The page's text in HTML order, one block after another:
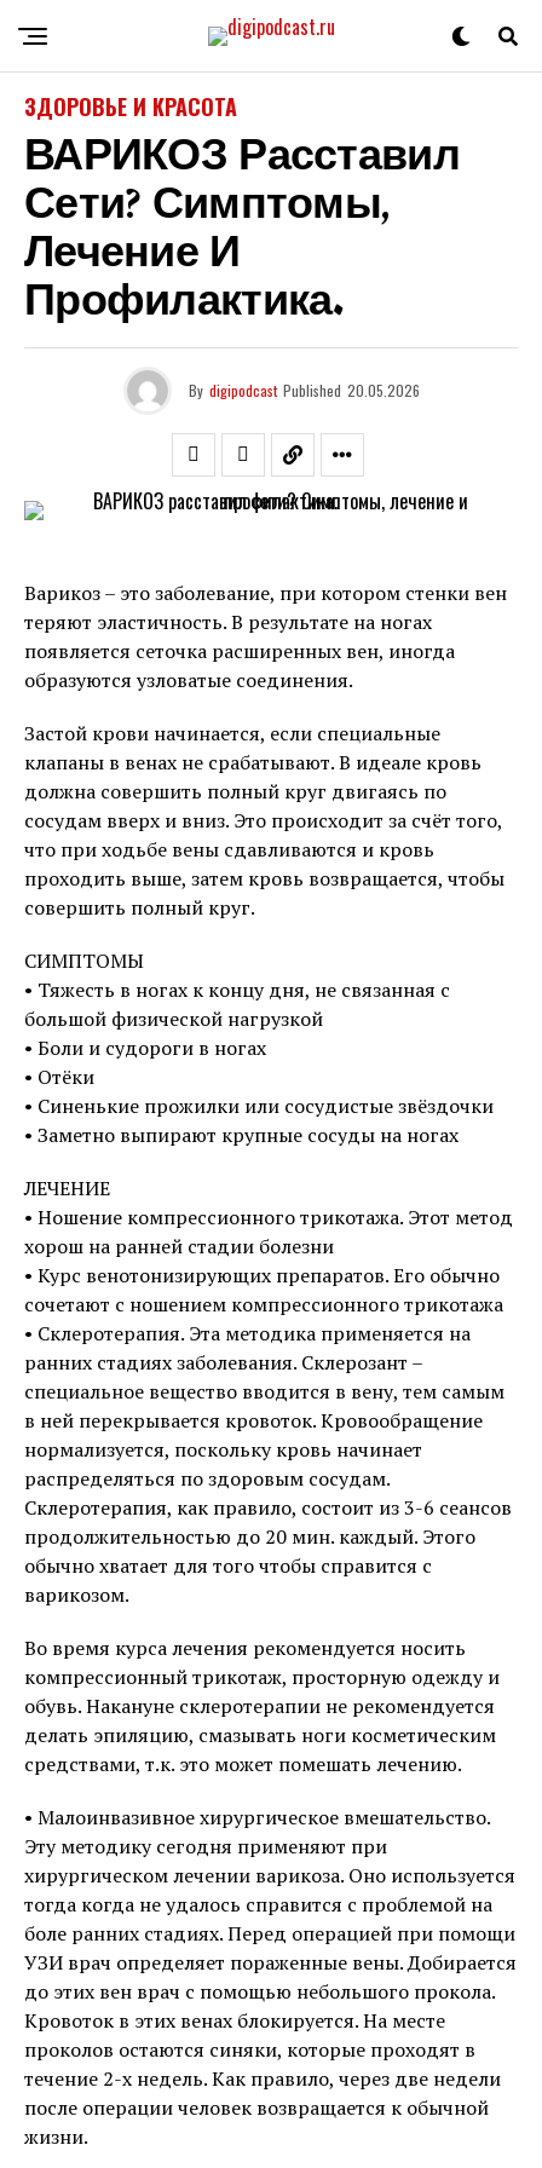
ЗДОРОВЬЕ И КРАСОТА
ВАРИКОЗ Расставил
Сети? Симптомы,
Лечение И
Профилактика.
By digipodcast Published 20.05.2026
Варикоз – это заболевание, при котором стенки вен
теряют эластичность. В результате на ногах
появляется сеточка расширенных вен, иногда
образуются узловатые соединения.
Застой крови начинается, если специальные
клапаны в венах не срабатывают. В идеале кровь
должна совершить полный круг двигаясь по
сосудам вверх и вниз. Это происходит за счёт того,
что при ходьбе вены сдавливаются и кровь
проходить выше, затем кровь возвращается, чтобы
совершить полный круг.
СИМПТОМЫ
• Тяжесть в ногах к концу дня, не связанная с
большой физической нагрузкой
• Боли и судороги в ногах
• Отёки
• Синенькие прожилки или сосудистые звёздочки
• Заметно выпирают крупные сосуды на ногах
ЛЕЧЕНИЕ
• Ношение компрессионного трикотажа. Этот метод
хорош на ранней стадии болезни
• Курс венотонизирующих препаратов. Его обычно
сочетают с ношением компрессионного трикотажа
• Склеротерапия. Эта методика применяется на
ранних стадиях заболевания. Склерозант –
специальное вещество вводится в вену, тем самым
в ней перекрывается кровоток. Кровообращение
нормализуется, поскольку кровь начинает
распределяться по здоровым сосудам.
Склеротерапия, как правило, состоит из 3-6 сеансов
продолжительностью до 20 мин. каждый. Этого
обычно хватает для того чтобы справится с
варикозом.
Во время курса лечения рекомендуется носить
компрессионный трикотаж, просторную одежду и
обувь. Накануне склеротерапии не рекомендуется
делать эпиляцию, смазывать ноги косметическим
средствами, т.к. это может помешать лечению.
• Малоинвазивное хирургическое вмешательство.
Эту методику сегодня применяют при
хирургическом лечении варикоза. Оно используется
тогда когда не удалось справится с проблемой на
боле ранних стадиях. Перед операцией при помощи
УЗИ врач определяет пораженные вены. Добирается
до этих вен врач с помощью небольшого прокола.
Кровоток в этих венах блокируется. На месте
проколов остаются синяки, которые проходят в
течение 2-х недель. Как правило, через две недели
после операции человек возвращается к обычной
жизни.